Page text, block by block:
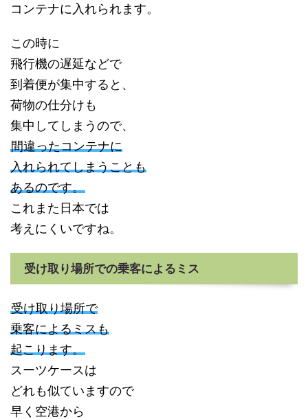
コンテナに入れられます。
この時に
飛行機の遅延などで
到着便が集中すると、
荷物の仕分けも
集中してしまうので、
間違ったコンテナに
入れられてしまうことも
あるのです。
これまた日本では
考えにくいですね。
受け取り場所での乗客によるミス
受け取り場所で
乗客によるミスも
起こります。
スーツケースは
どれも似ていますので
早く空港から